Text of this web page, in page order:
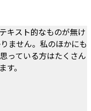
キスト的なものが無け
ません。私のほかにも
っている方はたくさん
。